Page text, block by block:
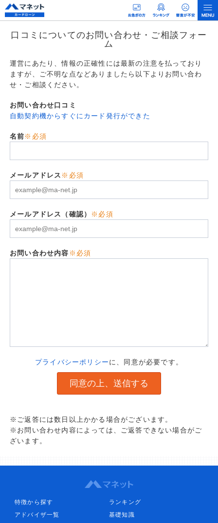
口コミについてのお問い合わせ・ご相談フォー
ム
運営にあたり、情報の正確性には最新の注意を払っており
ますが、ご不明な点などありましたら以下よりお問い合わ
せ・ご相談ください。
お問い合わせ口コミ
自動契約機からすぐにカード発行ができた
名前※必須
メールアドレス ※必須
メールアドレス（確認） ※必須
お問い合わせ内容 ※必須
プライバシーポリシーに、同意が必要です。
※ご返答には数日以上かかる場合がございます。
※お問い合わせ内容によっては、ご返答できない場合がご
ざいます。
特徴から探す
ランキング
アドバイザ一覧
基礎知識